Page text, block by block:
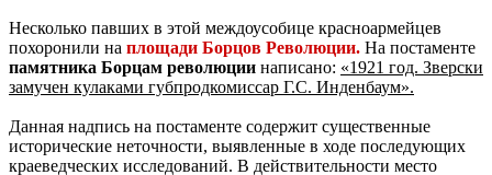
Несколько павших в этой междоусобице красноармейцев
похоронили на площади Борцов Революции. На постаменте
памятника Борцам революции написано: «1921 год. Зверски
замучен кулаками губпродкомиссар Г.С. Инденбаум».
Данная надпись на постаменте содержит существенные
исторические неточности, выявленные в ходе последующих
краеведческих исследований. В действительности место